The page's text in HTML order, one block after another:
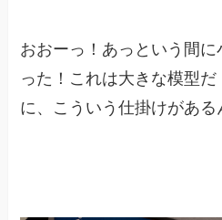
おおーっ！あっという間
った！これは大きな模型だ
に、こういう仕掛けがある